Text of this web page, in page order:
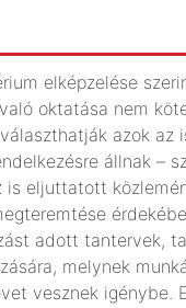
elképzelése
oktatása nem
azok az
állnak –
is eljuttatott
adott tantervek,
melynek
vesznek igénybe.